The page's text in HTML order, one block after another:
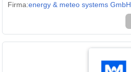
Firma:energy & meteo systems GmbH